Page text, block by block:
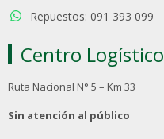
Repuestos: 091 393 099
Centro Logístico
Ruta Nacional N° 5 – Km 33
Sin atención al público